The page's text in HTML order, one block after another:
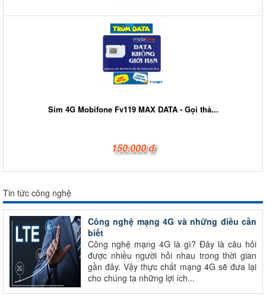
Sim 4G Mobifone Fv119 MAX DATA - Gọi thả...
150.000 đ
Tin tức công nghệ
Công nghệ mạng 4G và những điều cần
biết
Công nghệ mạng 4G là gì? Đây là câu hỏi
được nhiều người hỏi nhau trong thời gian
gần đây. Vậy thực chất mạng 4G sẽ đưa lại
cho chúng ta những lợi ích...